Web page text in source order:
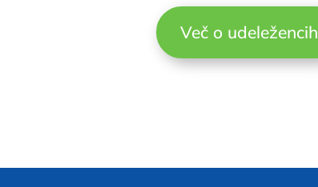
Več o udeležencih